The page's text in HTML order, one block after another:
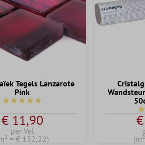
Tegels Lanzarote
Pink
Gemiddelde waardering van 5 van 5
€ 11,90
per Vel
= € 132,22)